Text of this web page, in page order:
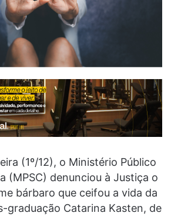
(1º/12), o Ministério Público
(MPSC) denunciou à Justiça o
bárbaro que ceifou a vida da
graduação Catarina Kasten, de